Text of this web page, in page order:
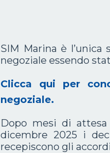
SIM Marina è
negoziale essendo
Clicca qui per
negoziale.
Dopo mesi di attesa
dicembre 2025 i
recepiscono gli